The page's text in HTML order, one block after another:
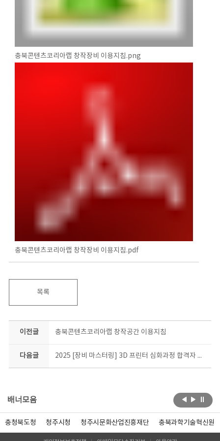
충북콘텐츠코리아랩 창작장비 이용지침.png
충북콘텐츠코리아랩 창작장비 이용지침.pdf
목록
이전글 충북콘텐츠코리아랩 창작공간 이용지침
다음글 2025 [장비 마스터링] 3D 프린터 심화과정 합격자 안내
배너모음
충청북도청 청주시청 청주시문화산업진흥재단 충북과학기술혁신원